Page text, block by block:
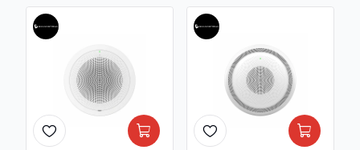
утас /
утас /